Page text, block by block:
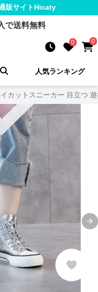
販サイトHicaty
で送料無料
0 0
人気ランキング
カットスニーカー 目立つ